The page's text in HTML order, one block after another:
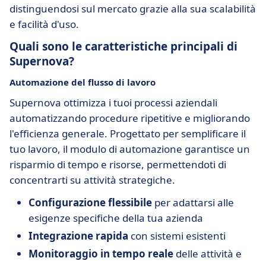
distinguendosi sul mercato grazie alla sua scalabilità
e facilità d'uso.
Quali sono le caratteristiche principali di
Supernova?
Automazione del flusso di lavoro
Supernova ottimizza i tuoi processi aziendali
automatizzando procedure ripetitive e migliorando
l'efficienza generale. Progettato per semplificare il
tuo lavoro, il modulo di automazione garantisce un
risparmio di tempo e risorse, permettendoti di
concentrarti su attività strategiche.
Configurazione flessibile per adattarsi alle
esigenze specifiche della tua azienda
Integrazione rapida con sistemi esistenti
Monitoraggio in tempo reale delle attività e